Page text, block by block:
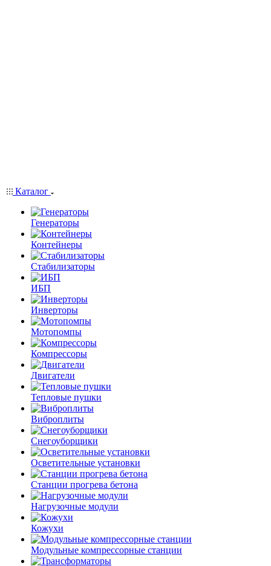
Каталог
Генераторы
Контейнеры
Стабилизаторы
ИБП
Инверторы
Мотопомпы
Компрессоры
Двигатели
Тепловые пушки
Виброплиты
Снегоуборщики
Осветительные установки
Станции прогрева бетона
Нагрузочные модули
Кожухи
Модульные компрессорные станции